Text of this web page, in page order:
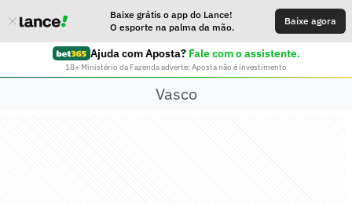
Baixe grátis o app do Lance!
O esporte na palma da mão.
Baixe agora
Ajuda com Aposta? Fale com o assistente.
18+ Ministério da Fazenda adverte: Aposta não é investimento
Vasco